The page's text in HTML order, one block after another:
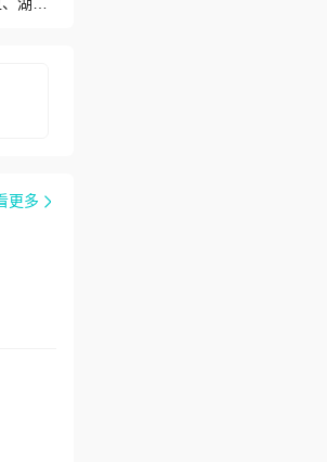
科技
精神
师34
出数百
和八
物精
队和
，为
拓展
一等
与糖
神卫
更多